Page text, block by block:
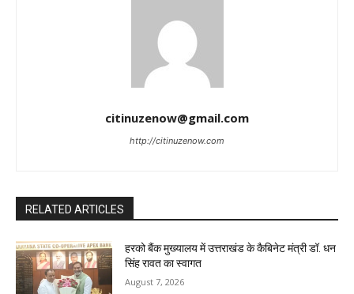
citinuzenow@gmail.com
http://citinuzenow.com
RELATED ARTICLES
हरको बैंक मुख्यालय में उत्तराखंड के कैबिनेट मंत्री डॉ. धन
सिंह रावत का स्वागत
August 7, 2026